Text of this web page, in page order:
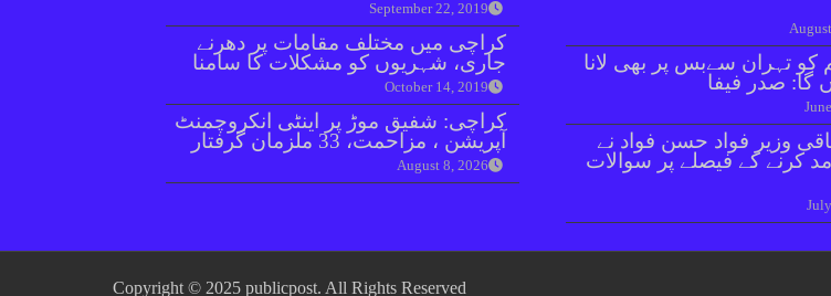
September 22, 2019
کراچی میں مختلف مقامات پر دھرنے
جاری، شہریوں کو مشکلات کا سامنا
October 14, 2019
کراچی: شفیق موڑ پر اینٹی انکروچمنٹ
آپریشن ، مزاحمت، 33 ملزمان گرفتار
August 8, 2026
کو تہران سےبس پر بھی لانا
گا: صدر فیفا
وزیر فواد حسن فواد نے
کرنے کے فیصلے پر سوالات
Copyright © 2025 publicpost. All Rights Reserved